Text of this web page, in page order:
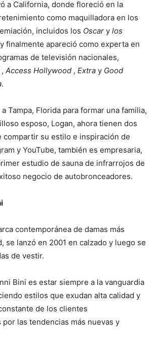
a California, donde floreció en la
como maquilladora en los
incluidos los Oscar y los
finalmente apareció como experta en
de televisión nacionales,
, Access Hollywood , Extra y Good
.
Tampa, Florida para formar una familia,
esposo, Logan, ahora tienen dos
compartir su estilo e inspiración de
y YouTube, también es empresaria,
estudio de sauna de infrarrojos de
negocio de autobronceadores.
contemporánea de damas más
se lanzó en 2001 en calzado y luego se
de vestir.
Bini es estar siempre a la vanguardia
estilos que exudan alta calidad y
de los clientes
las tendencias más nuevas y